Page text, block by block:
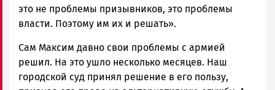
это не проблемы призывников, это проблемы
власти. Поэтому им их и решать».
Сам Максим давно свои проблемы с армией
решил. На это ушло несколько месяцев. Наш
городской суд принял решение в его пользу,